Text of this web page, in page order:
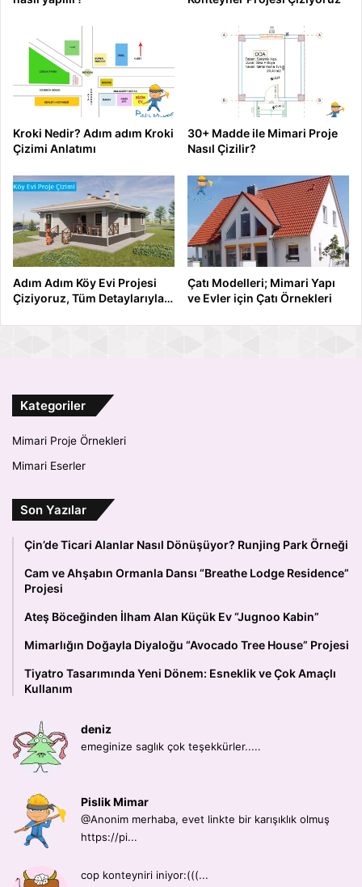
Kroki Nedir? Adım adım Kroki
Çizimi Anlatımı
30+ Madde ile Mimari Proje
Nasıl Çizilir?
Adım Adım Köy Evi Projesi
Çiziyoruz, Tüm Detaylarıyla…
Çatı Modelleri; Mimari Yapı
ve Evler için Çatı Örnekleri
Kategoriler
Mimari Proje Örnekleri
Mimari Eserler
Son Yazılar
Çin’de Ticari Alanlar Nasıl Dönüşüyor? Runjing Park Örneği
Cam ve Ahşabın Ormanla Dansı “Breathe Lodge Residence”
Projesi
Ateş Böceğinden İlham Alan Küçük Ev “Jugnoo Kabin”
Mimarlığın Doğayla Diyaloğu “Avocado Tree House” Projesi
Tiyatro Tasarımında Yeni Dönem: Esneklik ve Çok Amaçlı
Kullanım
deniz
emeginize saglık çok teşekkürler.....
Pislik Mimar
@Anonim merhaba, evet linkte bir karışıklık olmuş
https://pi...
cop konteyniri iniyor:(((...